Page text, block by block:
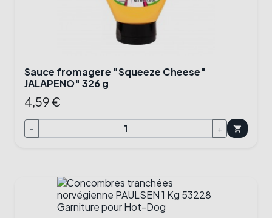
Sauce fromagere "Squeeze Cheese"
JALAPENO" 326 g
4,59 €
- + shopping_cart